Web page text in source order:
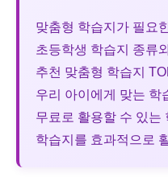
맞춤형 학습지가 필요
초등학생 학습지 종류
추천 맞춤형 학습지
우리 아이에게 맞는 학
무료로 활용할 수 있는
학습지를 효과적으로